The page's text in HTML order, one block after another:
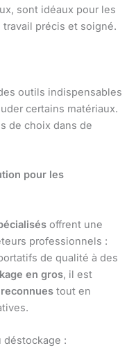
sont idéaux pour les
précis et soigné.
outils indispensables
certains matériaux.
de choix dans de
pour les
offrent une
professionnels :
de qualité à des
en gros, il est
tout en
déstockage :